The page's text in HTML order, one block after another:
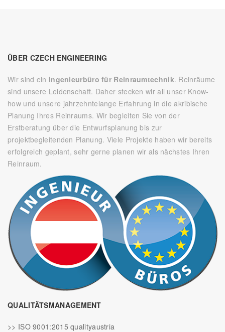
ÜBER CZECH ENGINEERING
Wir sind ein Ingenieurbüro für Reinraumtechnik. Reinräume
sind unsere Leidenschaft. Daher stecken wir all unser Know-
how und unsere jahrzehntelange Erfahrung in die akribische
Planung Ihres Reinraums. Wir begleiten Sie von der
Erstberatung über die Entwurfsplanung bis zur
projektbegleitenden Planung. Viele Projekte haben wir bereits
erfolgreich geplant, sehr gerne planen wir als nächstes Ihren
Reinraum.
QUALITÄTSMANAGEMENT
>> ISO 9001:2015 qualityaustria